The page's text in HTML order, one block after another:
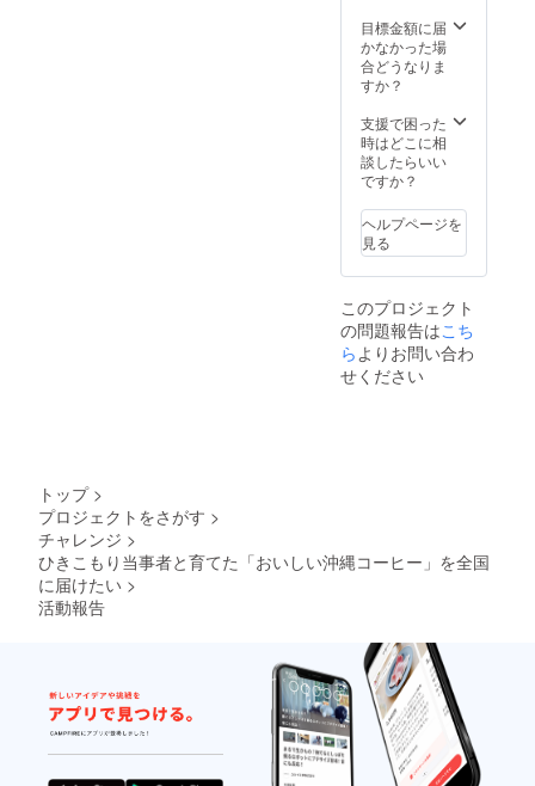
から親の会
を運営して
いた
親川氏と共
に名護市に
KHJ名護支部
設立、沖縄
の支部が2か
所となっ
た。
目標金額に届
かなかった場
合どうなりま
すか？
支援で困った
時はどこに相
談したらいい
ですか？
ヘルプページを
見る
このプロジェクト
の問題報告はこち
ら よりお問い合わ
せください
トップ >
プロジェクトをさがす >
チャレンジ >
ひきこもり当事者と育てた「おいしい沖縄コーヒー」を全国
に届けたい >
活動報告